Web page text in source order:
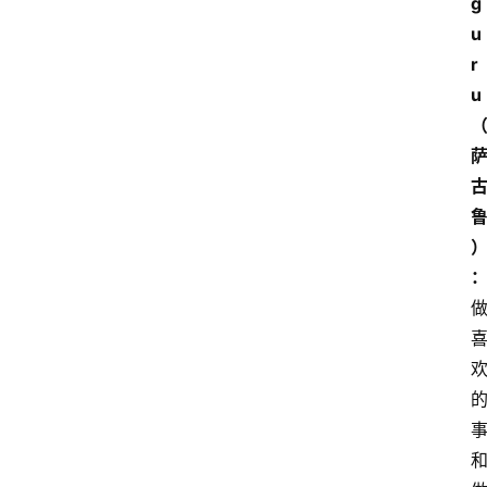
u
r
u
（
萨
古
鲁
）
：
做
喜
欢
的
事
和